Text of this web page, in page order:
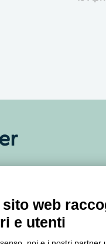
sito web
e utenti